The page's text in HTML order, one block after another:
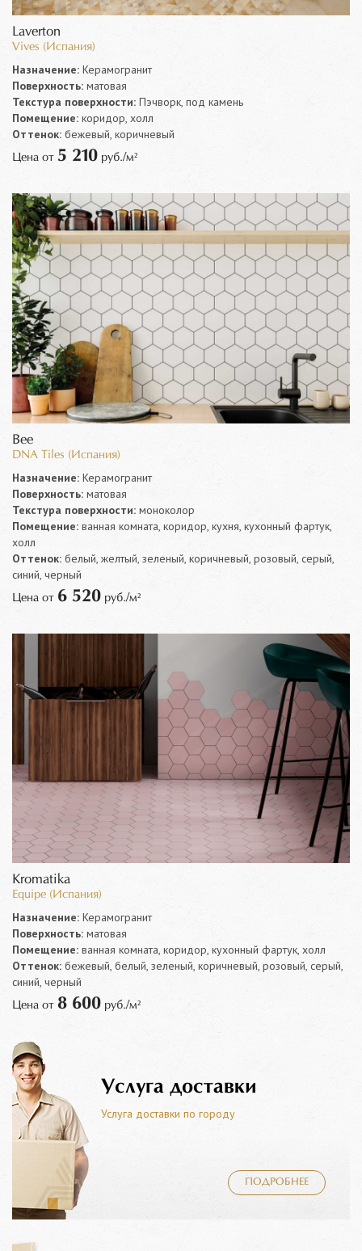
Laverton
Vives (Испания)
Назначение: Керамогранит
Поверхность: матовая
Текстура поверхности: Пэчворк, под камень
Помещение: коридор, холл
Оттенок: бежевый, коричневый
Цена от 5 210 руб./м²
Bee
DNA Tiles (Испания)
Назначение: Керамогранит
Поверхность: матовая
Текстура поверхности: моноколор
Помещение: ванная комната, коридор, кухня, кухонный фартук,
холл
Оттенок: белый, желтый, зеленый, коричневый, розовый, серый,
синий, черный
Цена от 6 520 руб./м²
Kromatika
Equipe (Испания)
Назначение: Керамогранит
Поверхность: матовая
Помещение: ванная комната, коридор, кухонный фартук, холл
Оттенок: бежевый, белый, зеленый, коричневый, розовый, серый,
синий, черный
Цена от 8 600 руб./м²
Услуга доставки
Услуга доставки по городу
ПОДРОБНЕЕ